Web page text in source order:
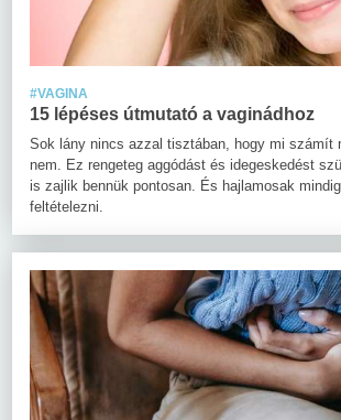
#VAGINA
15 lépéses útmutató a vaginádhoz
Sok lány nincs azzal tisztában, hogy mi számít
nem. Ez rengeteg aggódást és idegeskedést
is zajlik bennük pontosan. És hajlamosak
feltételezni.